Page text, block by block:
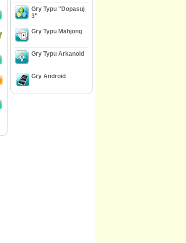
Gry Typu "Dopasuj
3"
Gry Typu Mahjong
Gry Typu Arkanoid
Gry Android